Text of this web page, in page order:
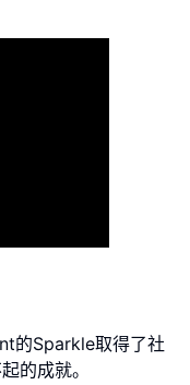
的Sparkle取得了社
的成就。